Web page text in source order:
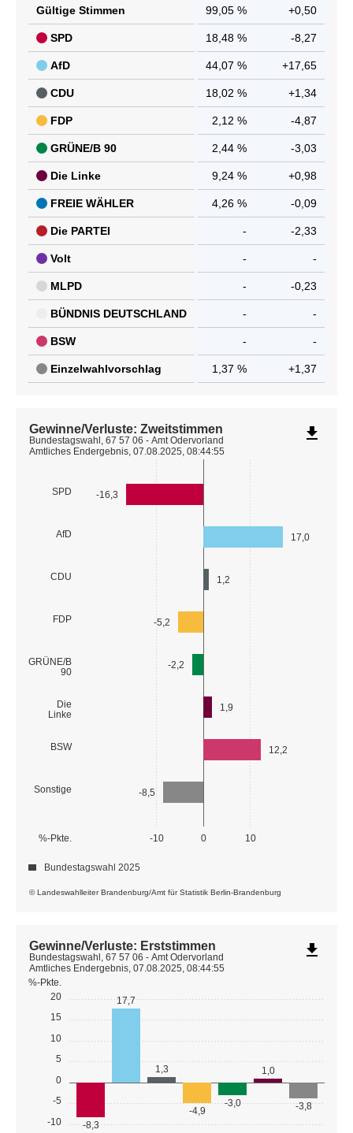
Gültige Stimmen 99,05 % +0,50
SPD 18,48 % -8,27
AfD 44,07 % +17,65
CDU 18,02 % +1,34
FDP 2,12 % -4,87
GRÜNE/B 90 2,44 % -3,03
Die Linke 9,24 % +0,98
FREIE WÄHLER 4,26 % -0,09
Die PARTEI - -2,33
Volt - -
MLPD - -0,23
BÜNDNIS DEUTSCHLAND - -
BSW - -
Einzelwahlvorschlag 1,37 % +1,37
SPD
AfD
CDU
FDP
GRÜNE/B
90
Die
Linke
BSW
Sonstige
-10 0 10
%-Pkte.
-16,3
17,0
1,2
-5,2
-2,2
1,9
12,2
-8,5
© Landeswahlleiter Brandenburg/Amt für Statistik Berlin-Brandenburg
Gewinne/Verluste: Zweitstimmen
Bundestagswahl, 67 57 06 - Amt Odervorland
Amtliches Endergebnis, 07.08.2025, 08:44:55
Bundestagswahl 2025
file_download
-10
-5
0
5
10
15
20
%-Pkte.
-8,3
17,7
1,3
-4,9
-3,0
1,0
-3,8
Gewinne/Verluste: Erststimmen
Bundestagswahl, 67 57 06 - Amt Odervorland
Amtliches Endergebnis, 07.08.2025, 08:44:55
file_download